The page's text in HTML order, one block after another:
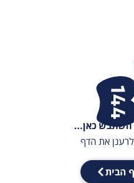
כאן...
את הדף
הבית